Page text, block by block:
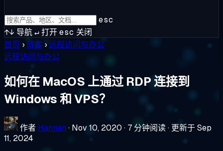
esc
↑↓ 导航↵打开esc 关闭
首页 ›博客 ›远程访问与办公
远程访问与办公
如何在 MacOS 上通过 RDP 连接到
Windows 和 VPS？
作者 Hannan · Nov 10, 2020 · 7 分钟阅读· 更新于 Sep
11, 2024